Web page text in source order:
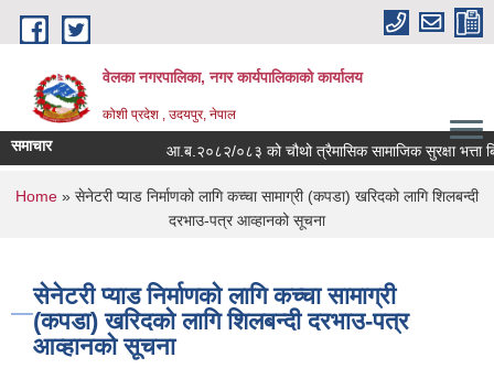
Skip to main content
वेलका नगरपालिका, नगर कार्यपालिकाको कार्यालय
कोशी प्रदेश , उदयपुर, नेपाल
समाचार आ.ब.२०८२/०८३ को चौथो त्रैमासिक सामाजिक सुरक्षा भत्ता
You are here
Home » सेनेटरी प्याड निर्माणको लागि कच्चा सामाग्री (कपडा) खरिदको लागि शिलबन्दी
दरभाउ-पत्र आव्हानको सूचना
सेनेटरी प्याड निर्माणको लागि कच्चा सामाग्री
(कपडा) खरिदको लागि शिलबन्दी दरभाउ-पत्र
आव्हानको सूचना